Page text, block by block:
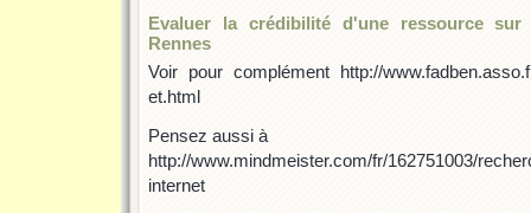
Evaluer la crédibilité d'une ressource sur
Rennes
Voir pour complément http://
et.html
Pensez aussi à
http://www.mindmeister.com/fr/162751003/
internet